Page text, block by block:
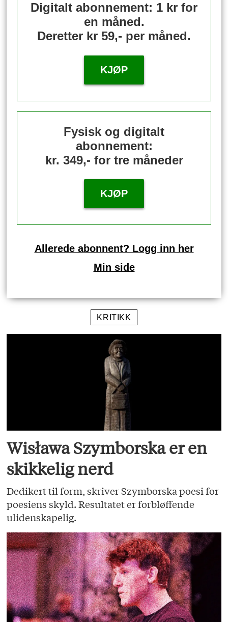
Digitalt abonnement: 1 kr for
en måned.
Deretter kr 59,- per måned.
KJØP
Fysisk og digitalt
abonnement:
kr. 349,- for tre måneder
KJØP
Allerede abonnent? Logg inn her
Min side
KRITIKK
Wisława Szymborska er en
skikkelig nerd
Dedikert til form, skriver Szymborska poesi for
poesiens skyld. Resultatet er forbløffende
ulidenskapelig.